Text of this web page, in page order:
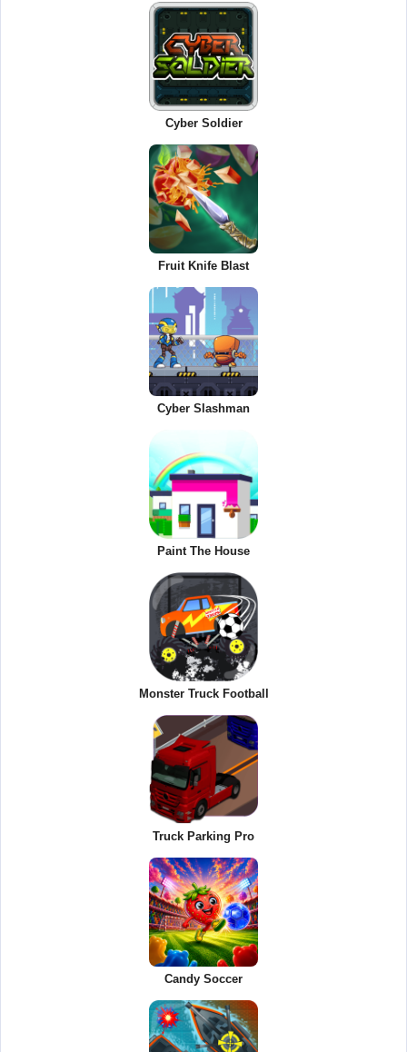
Cyber Soldier
Fruit Knife Blast
Cyber Slashman
Paint The House
Monster Truck Football
Truck Parking Pro
Candy Soccer